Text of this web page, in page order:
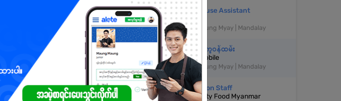
Warehouse Assistant
Reddy
Mahar Aung Myay | Mandalay
ဂို‌ဒေါင်အကူဝန်ထမ်း
Arkar Mobile
Mahar Aung Myay | Mandalay
Operation Staff
Cloud City Food Myanmar